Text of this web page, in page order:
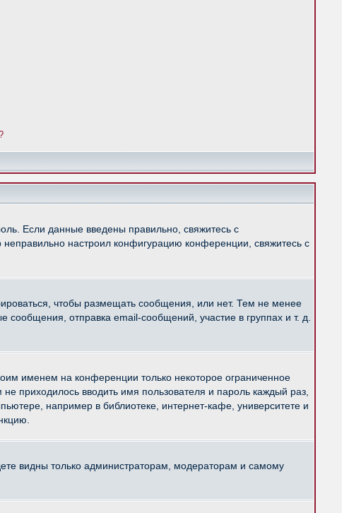
Если данные введены правильно, свяжитесь с
настроил конфигурацию конференции, свяжитесь с
чтобы размещать сообщения, или нет. Тем не менее
отправка email-сообщений, участие в группах и т. д.
именем на конференции только некоторое ограниченное
приходилось вводить имя пользователя и пароль каждый раз,
например в библиотеке, интернет-кафе, университете и
видны только администраторам, модераторам и самому